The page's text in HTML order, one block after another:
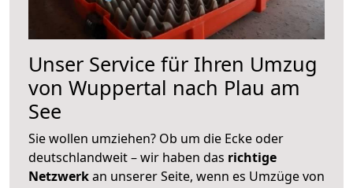
Unser Service für Ihren Umzug
von Wuppertal nach Plau am
See
Sie wollen umziehen? Ob um die Ecke oder
deutschlandweit – wir haben das richtige
Netzwerkan unserer Seite, wenn es Umzüge von